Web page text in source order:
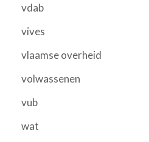
vdab
vives
vlaamse overheid
volwassenen
vub
wat